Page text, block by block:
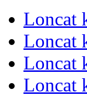
Loncat
Loncat
Loncat
Loncat